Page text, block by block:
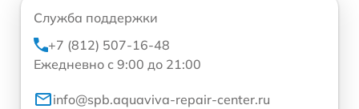
Служба поддержки
+7 (812) 507-16-48
Ежедневно с 9:00 до 21:00
info@spb.aquaviva-repair-center.ru